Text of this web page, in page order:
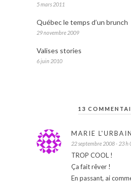
5 mars 2011
Québec le temps d’un brunch
29 novembre 2009
Valises stories
6 juin 2010
13
MARIE
22 septembre 2008 - 23 h
TROP COOL !
Ça fait rêver !
En passant, ai